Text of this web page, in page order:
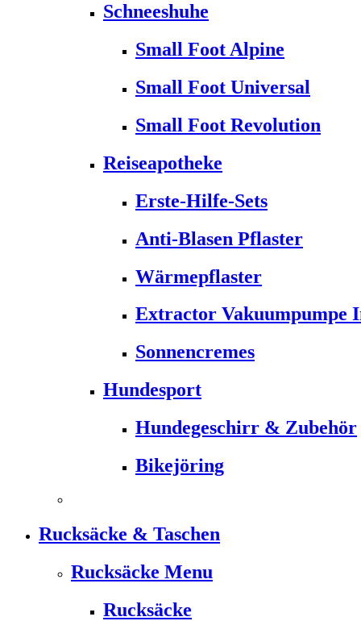
Schneeshuhe
Small Foot Alpine
Small Foot Universal
Small Foot Revolution
Reiseapotheke
Erste-Hilfe-Sets
Anti-Blasen Pflaster
Wärmepflaster
Extractor Vakuumpumpe
Sonnencremes
Hundesport
Hundegeschirr & Zubehör
Bikejöring
Rucksäcke & Taschen
Rucksäcke Menu
Rucksäcke